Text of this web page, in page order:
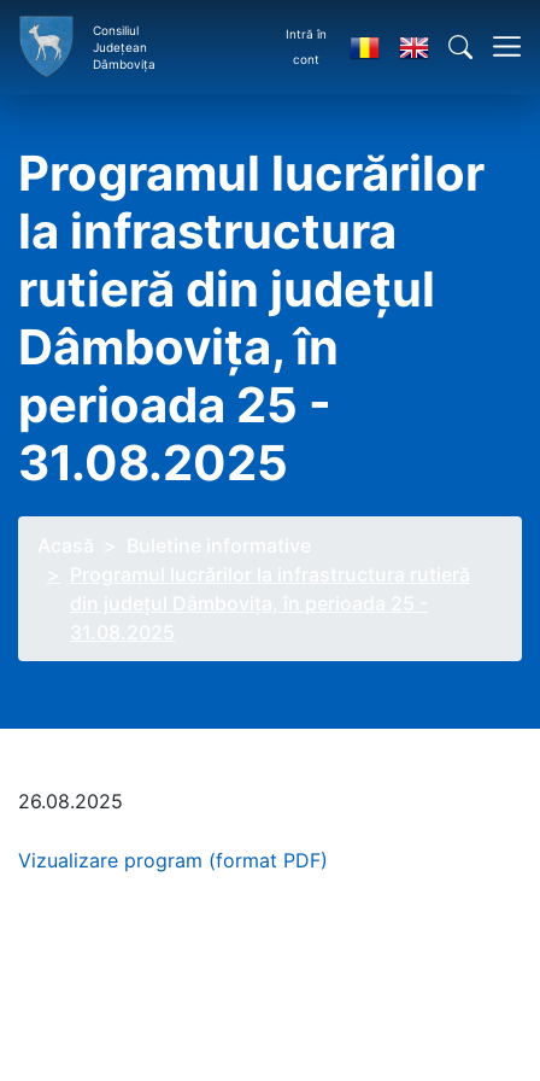
Consiliul
Județean
Dâmbovița
Intră în
cont
Programul lucrărilor
la infrastructura
rutieră din județul
Dâmbovița, în
perioada 25 -
31.08.2025
26.08.2025
Vizualizare program (format PDF)